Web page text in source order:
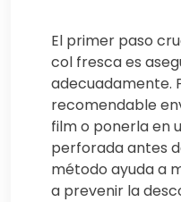
El primer paso
col fresca es
adecuadamente.
recomendable
film o ponerla en
perforada antes
método ayuda a
a prevenir la